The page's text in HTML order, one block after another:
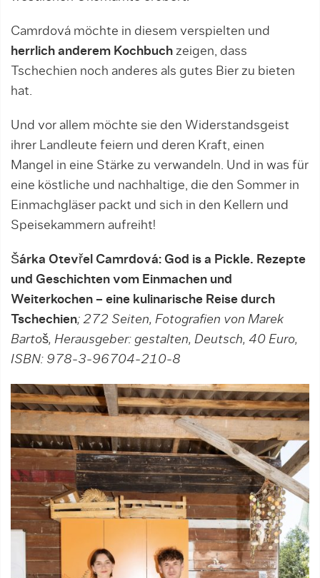
Camrdová möchte in diesem verspielten und
herrlich anderem Kochbuch zeigen, dass
Tschechien noch anderes als gutes Bier zu bieten
hat.
Und vor allem möchte sie den Widerstandsgeist
ihrer Landleute feiern und deren Kraft, einen
Mangel in eine Stärke zu verwandeln. Und in was für
eine köstliche und nachhaltige, die den Sommer in
Einmachgläser packt und sich in den Kellern und
Speisekammern aufreiht!
Šárka Otevřel Camrdová: God is a Pickle. Rezepte
und Geschichten vom Einmachen und
Weiterkochen – eine kulinarische Reise durch
Tschechien; 272 Seiten, Fotografien von Marek
Bartoš, Herausgeber: gestalten, Deutsch, 40 Euro,
ISBN: 978-3-96704-210-8